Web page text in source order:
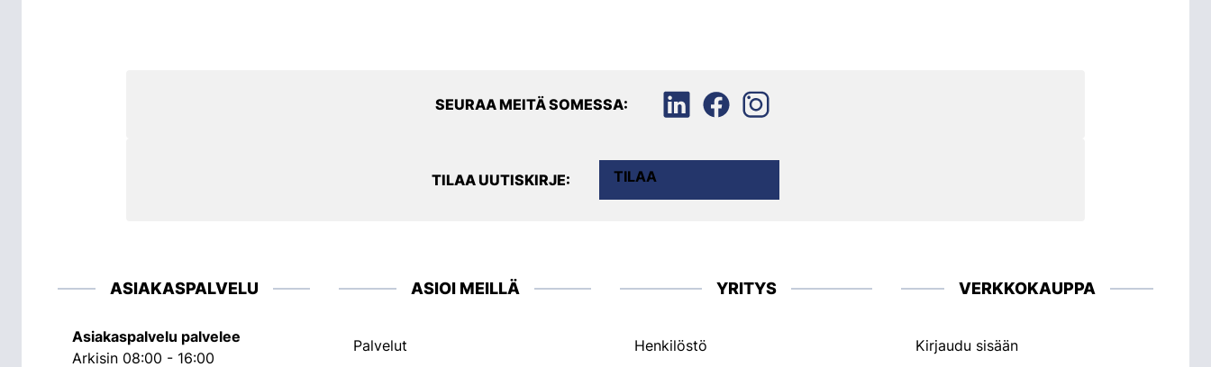
SEURAA MEITÄ SOMESSA:
TILAA UUTISKIRJE: TILAA
ASIAKASPALVELU
Asiakaspalvelu palvelee
Arkisin 08:00 - 16:00
ASIOI MEILLÄ
Palvelut
YRITYS
Henkilöstö
VERKKOKAUPPA
Kirjaudu sisään